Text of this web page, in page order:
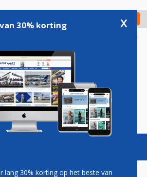
Check in
Podcasts Vacatures
30% korting x
lang 30% korting op het beste van